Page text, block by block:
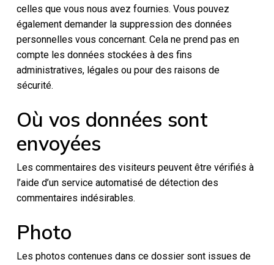
celles que vous nous avez fournies. Vous pouvez
également demander la suppression des données
personnelles vous concernant. Cela ne prend pas en
compte les données stockées à des fins
administratives, légales ou pour des raisons de
sécurité.
Où vos données sont
envoyées
Les commentaires des visiteurs peuvent être vérifiés à
l’aide d’un service automatisé de détection des
commentaires indésirables.
Photo
Les photos contenues dans ce dossier sont issues de